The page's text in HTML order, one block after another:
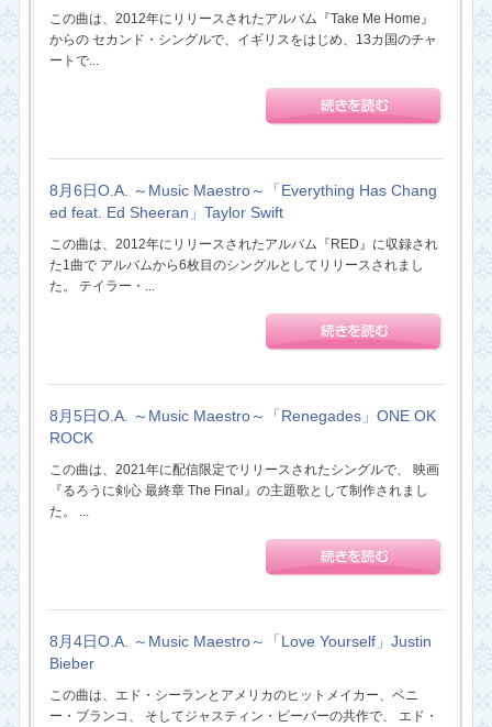
この曲は、2012年にリリースされたアルバム『Take Me Home』
からの セカンド・シングルで、イギリスをはじめ、13カ国のチャ
ートで...
8月6日O.A. ～Music Maestro～「Everything Has Chang
ed feat. Ed Sheeran」Taylor Swift
この曲は、2012年にリリースされたアルバム『RED』に収録され
た1曲で アルバムから6枚目のシングルとしてリリースされまし
た。 テイラー・...
8月5日O.A. ～Music Maestro～「Renegades」ONE OK
ROCK
この曲は、2021年に配信限定でリリースされたシングルで、 映画
『るろうに剣心 最終章 The Final』の主題歌として制作されまし
た。 ...
8月4日O.A. ～Music Maestro～「Love Yourself」Justin
Bieber
この曲は、エド・シーランとアメリカのヒットメイカー、ベニ
ー・ブランコ、 そしてジャスティン・ビーバーの共作で、 エド・